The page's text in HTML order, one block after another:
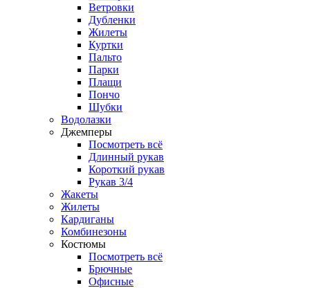
Ветровки
Дубленки
Жилеты
Куртки
Пальто
Парки
Плащи
Пончо
Шубки
Водолазки
Джемперы
Посмотреть всё
Длинный рукав
Короткий рукав
Рукав 3/4
Жакеты
Жилеты
Кардиганы
Комбинезоны
Костюмы
Посмотреть всё
Брючные
Офисные